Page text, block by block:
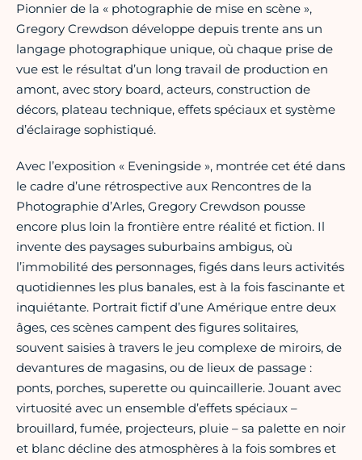
Pionnier de la « photographie de mise en scène »,
Gregory Crewdson développe depuis trente ans un
langage photographique unique, où chaque prise de
vue est le résultat d’un long travail de production en
amont, avec story board, acteurs, construction de
décors, plateau technique, effets spéciaux et système
d’éclairage sophistiqué.
Avec l’exposition « Eveningside », montrée cet été dans
le cadre d’une rétrospective aux Rencontres de la
Photographie d’Arles, Gregory Crewdson pousse
encore plus loin la frontière entre réalité et fiction. Il
invente des paysages suburbains ambigus, où
l’immobilité des personnages, figés dans leurs activités
quotidiennes les plus banales, est à la fois fascinante et
inquiétante. Portrait fictif d’une Amérique entre deux
âges, ces scènes campent des figures solitaires,
souvent saisies à travers le jeu complexe de miroirs, de
devantures de magasins, ou de lieux de passage :
ponts, porches, superette ou quincaillerie. Jouant avec
virtuosité avec un ensemble d’effets spéciaux –
brouillard, fumée, projecteurs, pluie – sa palette en noir
et blanc décline des atmosphères à la fois sombres et